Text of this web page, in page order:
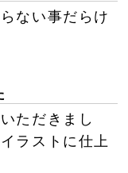
ない事だらけ
ただきまし
ラストに仕上